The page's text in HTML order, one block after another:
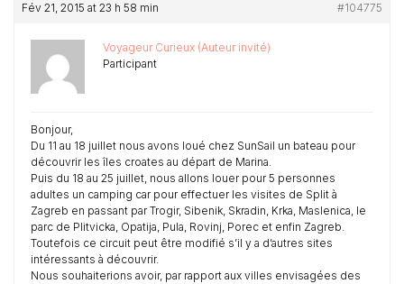
Fév 21, 2015 at 23 h 58 min #104775
Voyageur Curieux (Auteur invité)
Participant
Bonjour,
Du 11 au 18 juillet nous avons loué chez SunSail un bateau pour
découvrir les îles croates au départ de Marina.
Puis du 18 au 25 juillet, nous allons louer pour 5 personnes
adultes un camping car pour effectuer les visites de Split à
Zagreb en passant par Trogir, Sibenik, Skradin, Krka, Maslenica, le
parc de Plitvicka, Opatija, Pula, Rovinj, Porec et enfin Zagreb.
Toutefois ce circuit peut être modifié s’il y a d’autres sites
intéressants à découvrir.
Nous souhaiterions avoir, par rapport aux villes envisagées des